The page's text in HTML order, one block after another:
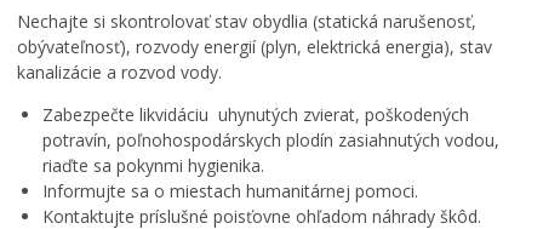
Dobrovoľný hasičský zbor
Oddelenie projektov a verejného obstarávania
Mestská polícia
Mestská školská rada
Elektronická verejná správa
Nechajte si skontrolovať stav obydlia (statická narušenosť,
obývateľnosť), rozvody energií (plyn, elektrická energia), stav
kanalizácie a rozvod vody.
Zabezpečte likvidáciu uhynutých zvierat, poškodených
potravín, poľnohospodárskych plodín zasiahnutých vodou,
riaďte sa pokynmi hygienika.
Informujte sa o miestach humanitárnej pomoci.
Kontaktujte príslušné poisťovne ohľadom náhrady škôd.